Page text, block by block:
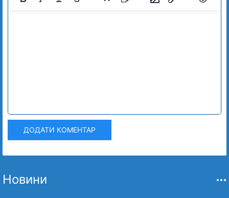
ДОДАТИ КОМЕНТАР
Новини